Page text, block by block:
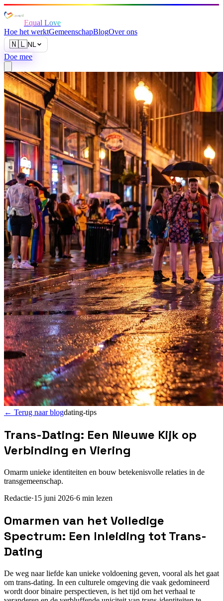
Equal Love
Hoe het werktGemeenschapBlogOver ons
🇳🇱NL
Doe mee
← Terug naar blogdating-tips
Trans-Dating: Een Nieuwe Kijk op
Verbinding en Viering
Omarm unieke identiteiten en bouw betekenisvolle relaties in de
transgemeenschap.
Redactie·15 juni 2026·6 min lezen
Omarmen van het Volledige
Spectrum: Een Inleiding tot Trans-
Dating
De weg naar liefde kan unieke voldoening geven, vooral als het gaat
om trans-dating. In een culturele omgeving die vaak gedomineerd
wordt door binaire perspectieven, is het tijd om het verhaal te